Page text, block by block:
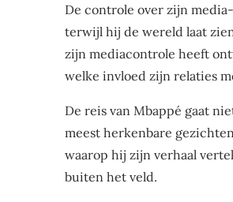
De controle over zijn
terwijl hij de wereld laat
zijn mediacontrole heeft
welke invloed zijn relaties
De reis van Mbappé gaat
meest herkenbare
waarop hij zijn verhaal
buiten het veld.